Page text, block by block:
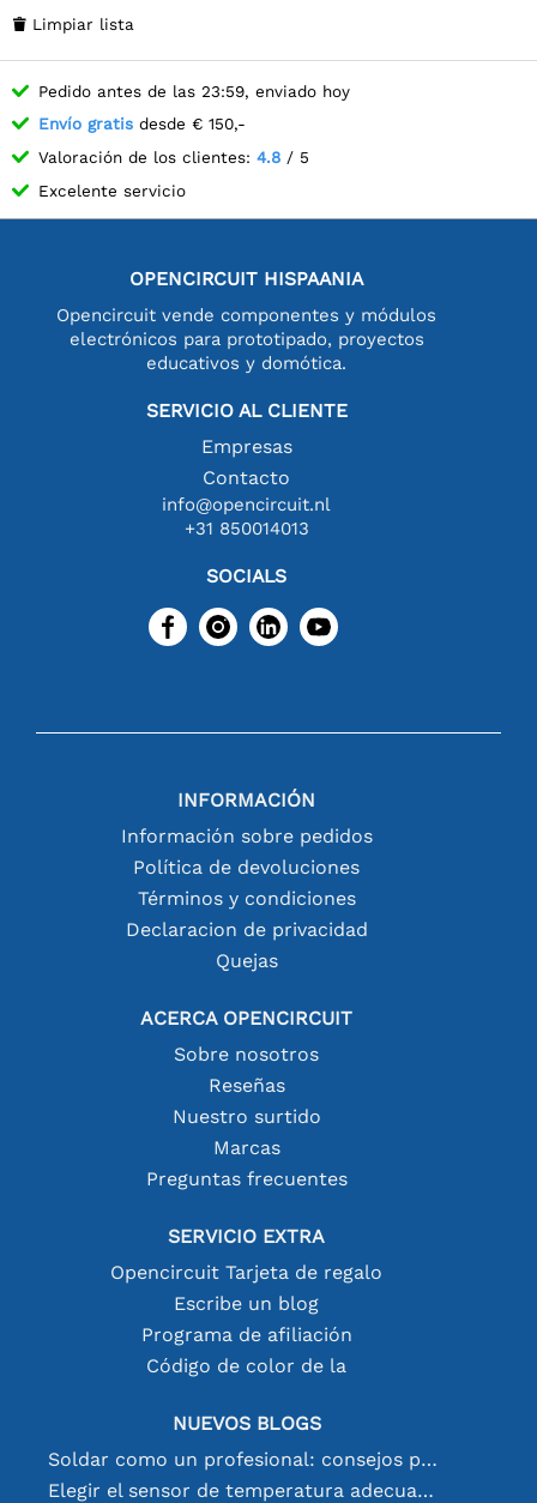
 Limpiar lista
Pedido antes de las 23:59, enviado hoy
Envío gratis desde € 150,-
Valoración de los clientes: 4.8 / 5
Excelente servicio
OPENCIRCUIT HISPAANIA
Opencircuit vende componentes y módulos
electrónicos para prototipado, proyectos
educativos y domótica.
SERVICIO AL CLIENTE
Empresas
Contacto
info@opencircuit.nl
+31 850014013
SOCIALS
INFORMACIÓN
Información sobre pedidos
Política de devoluciones
Términos y condiciones
Declaracion de privacidad
Quejas
ACERCA OPENCIRCUIT
Sobre nosotros
Reseñas
Nuestro surtido
Marcas
Preguntas frecuentes
SERVICIO EXTRA
Opencircuit Tarjeta de regalo
Escribe un blog
Programa de afiliación
Código de color de la
NUEVOS BLOGS
Soldar como un profesional: consejos para conexiones electrónicas perfectas
Elegir el sensor de temperatura adecuado [youtube]